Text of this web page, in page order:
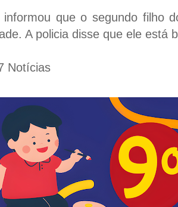
informou que o segundo filho
A policia disse que ele está
Notícias